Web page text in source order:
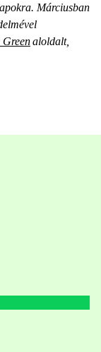
Márciusban
aloldalt,